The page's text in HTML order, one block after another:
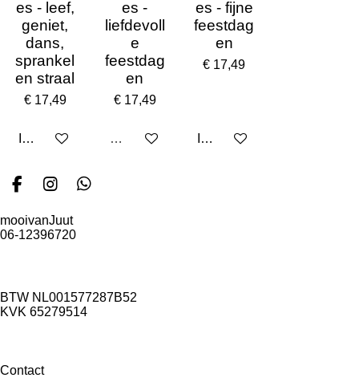
es - leef,
geniet,
dans,
sprankel
en straal
€ 17,49
In winkelwagen
es -
liefdevoll
e
feestdag
en
€ 17,49
Uitverkocht
es - fijne
feestdag
en
€ 17,49
In winkelwagen
F
c
e
k
I
s
t
a
m
W
p
mooivanJuut
06-12396720
BTW NL001577287B52
KVK 65279514
Contact